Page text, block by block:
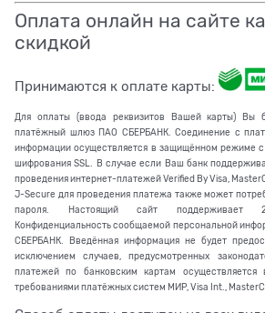
Оплата онлайн на сайте
скидкой
Принимаются к оплате карты:
Для оплаты (ввода реквизитов Вашей карты) Вы
платёжный шлюз ПАО СБЕРБАНК. Соединение с
информации осуществляется в защищённом режиме с
шифрования SSL. В случае если Ваш банк
проведения интернет-платежей Verified By Visa,
J-Secure для проведения платежа также может
пароля. Настоящий сайт поддерживает
Конфиденциальность сообщаемой персональной
СБЕРБАНК. Введённая информация не будет
исключением случаев, предусмотренных
платежей по банковским картам осуществляется
требованиями платёжных систем МИР, Visa Int.,